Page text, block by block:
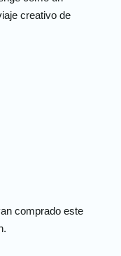
creativo de
comprado este